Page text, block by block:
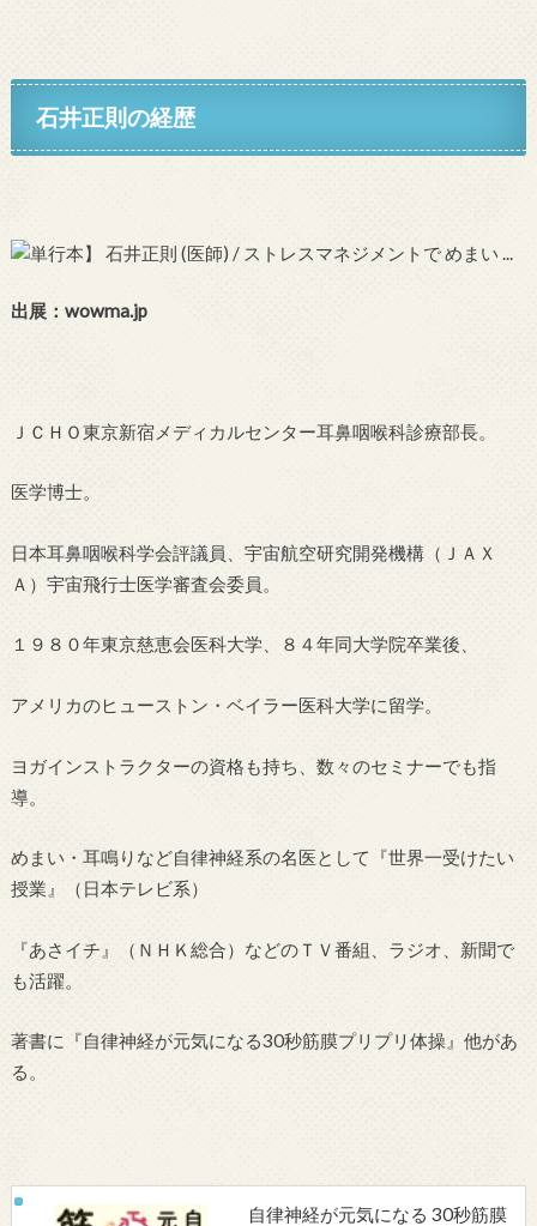
石井正則の経歴
出展：wowma.jp
ＪＣＨＯ東京新宿メディカルセンター耳鼻咽喉科診療部長。
医学博士。
日本耳鼻咽喉科学会評議員、宇宙航空研究開発機構（ＪＡＸ
Ａ）宇宙飛行士医学審査会委員。
１９８０年東京慈恵会医科大学、８４年同大学院卒業後、
アメリカのヒューストン・ベイラー医科大学に留学。
ヨガインストラクターの資格も持ち、数々のセミナーでも指
導。
めまい・耳鳴りなど自律神経系の名医として『世界一受けたい
授業』（日本テレビ系）
『あさイチ』（ＮＨＫ総合）などのＴＶ番組、ラジオ、新聞で
も活躍。
著書に『自律神経が元気になる30秒筋膜プリプリ体操』他があ
る。
自律神経が元気になる 30秒筋膜